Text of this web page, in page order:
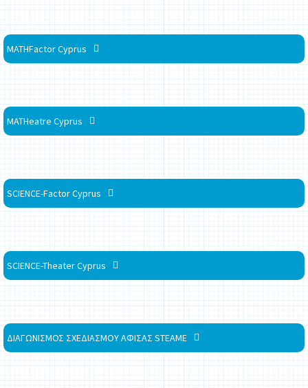
MATHFactor Cyprus
MATHeatre Cyprus
SCIENCE-Factor Cyprus
SCIENCE-Theater Cyprus
ΔΙΑΓΩΝΙΣΜΟΣ ΣΧΕΔΙΑΣΜΟΥ ΑΦΙΣΑΣ STEAME